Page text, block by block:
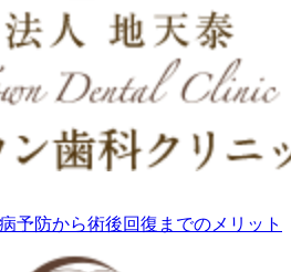
予防から術後回復までのメリット